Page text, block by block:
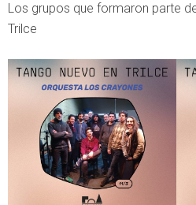
Los grupos que formaron parte
Trilce